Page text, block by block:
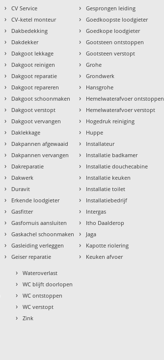
› CV Service
› CV-ketel monteur
› Dakbedekking
› Dakdekker
› Dakgoot lekkage
› Dakgoot reinigen
› Dakgoot reparatie
› Dakgoot repareren
› Dakgoot schoonmaken
› Dakgoot verstopt
› Dakgoot vervangen
› Daklekkage
› Dakpannen afgewaaid
› Dakpannen vervangen
› Dakreparatie
› Dakwerk
› Duravit
› Erkende loodgieter
› Gasfitter
› Gasfornuis aansluiten
› Gaskachel schoonmaken
› Gasleiding verleggen
› Geiser reparatie
› Gesprongen leiding
› Goedkoopste loodgieter
› Goedkope loodgieter
› Gootsteen ontstoppen
› Gootsteen verstopt
› Grohe
› Grondwerk
› Hansgrohe
› Hemelwaterafvoer ontstoppen
› Hemelwaterafvoer verstopt
› Hogedruk reiniging
› Huppe
› Installateur
› Installatie badkamer
› Installatie douchecabine
› Installatie keuken
› Installatie toilet
› Installatiebedrijf
› Intergas
› Itho Daalderop
› Jaga
› Kapotte riolering
› Keuken afvoer
› Wateroverlast
› WC blijft doorlopen
› WC ontstoppen
› WC verstopt
› Zink